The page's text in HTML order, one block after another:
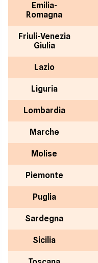
Emilia-
Romagna
Friuli-Venezia
Giulia
Lazio
Liguria
Lombardia
Marche
Molise
Piemonte
Puglia
Sardegna
Sicilia